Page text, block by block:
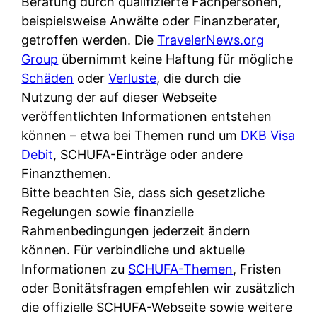
c
h
?
o
n
i
e
r
e
n
r
u
s
s
i
s
h
e
:
W
a
s
i
s
t
w
i
r
k
l
i
c
h
k
e
n
n
d
e
r
S
c
h
u
t
z
d
e
r
F
i
beispielsweise Anwälte oder Finanzberater,
getroffen werden. DieTravelerNews.org
Group übernimmt keine Haftung für mögliche
Schäden oderVerluste, die durch die
Nutzung der auf dieser Webseite
veröffentlichten Informationen entstehen
können – etwa bei Themen rund um DKB Visa
Debit, SCHUFA-Einträge oder andere
Finanzthemen.
Bitte beachten Sie, dass sich gesetzliche
Regelungen sowie finanzielle
Rahmenbedingungen jederzeit ändern
können. Für verbindliche und aktuelle
Informationen zu SCHUFA-Themen, Fristen
oder Bonitätsfragen empfehlen wir zusätzlich
die offizielle SCHUFA-Webseite sowie weitere